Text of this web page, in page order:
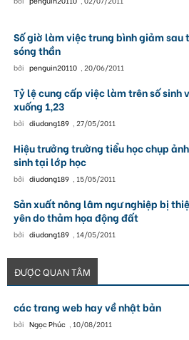
Số giờ làm việc trung bình giảm sau
sóng thần
bởi penguin20110 , 20/06/2011
Tỷ lệ cung cấp việc làm trên số sinh
xuống 1,23
bởi diudang189 , 27/05/2011
Hiệu trưởng trường tiểu học chụp
sinh tại lớp học
bởi diudang189 , 15/05/2011
Sản xuất nông lâm ngư nghiệp bị
yên do thảm họa động đất
bởi diudang189 , 14/05/2011
ĐƯỢC QUAN TÂM
các trang web hay về nhật bản
bởi Ngọc Phúc , 10/08/2011